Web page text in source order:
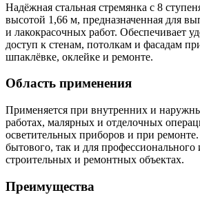
Надёжная стальная стремянка с 8
высотой 1,66 м, предназначенная для
и лакокрасочных работ. Обеспечивает
доступ к стенам, потолкам и фасадам
шпаклёвке, оклейке и ремонте.
Область применения
Применяется при внутренних и
работах, малярных и отделочных
осветительных приборов и при
бытового, так и для профессионального
строительных и ремонтных объектах.
Преимущества